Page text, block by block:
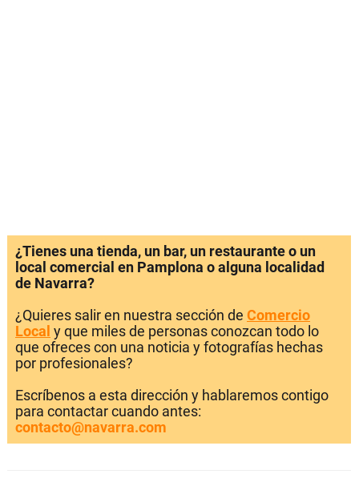
¿Tienes una tienda, un bar, un restaurante o un
local comercial en Pamplona o alguna localidad
de Navarra?
¿Quieres salir en nuestra sección de Comercio
Local y que miles de personas conozcan todo lo
que ofreces con una noticia y fotografías hechas
por profesionales?
Escríbenos a esta dirección y hablaremos contigo
para contactar cuando antes:
contacto@navarra.com